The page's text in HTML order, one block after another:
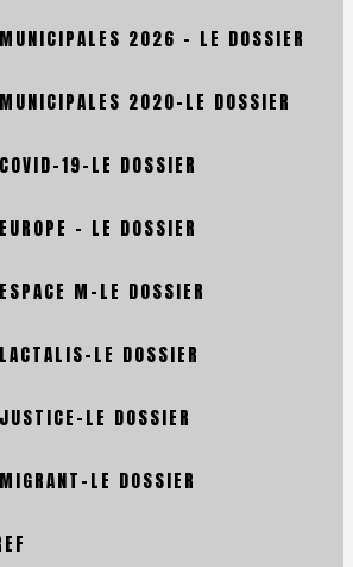
MUNICIPALES 2026 – LE DOSSIER
MUNICIPALES 2020-LE DOSSIER
COVID-19-LE DOSSIER
EUROPE – LE DOSSIER
ESPACE M-LE DOSSIER
LACTALIS-LE DOSSIER
JUSTICE-LE DOSSIER
MIGRANT-LE DOSSIER